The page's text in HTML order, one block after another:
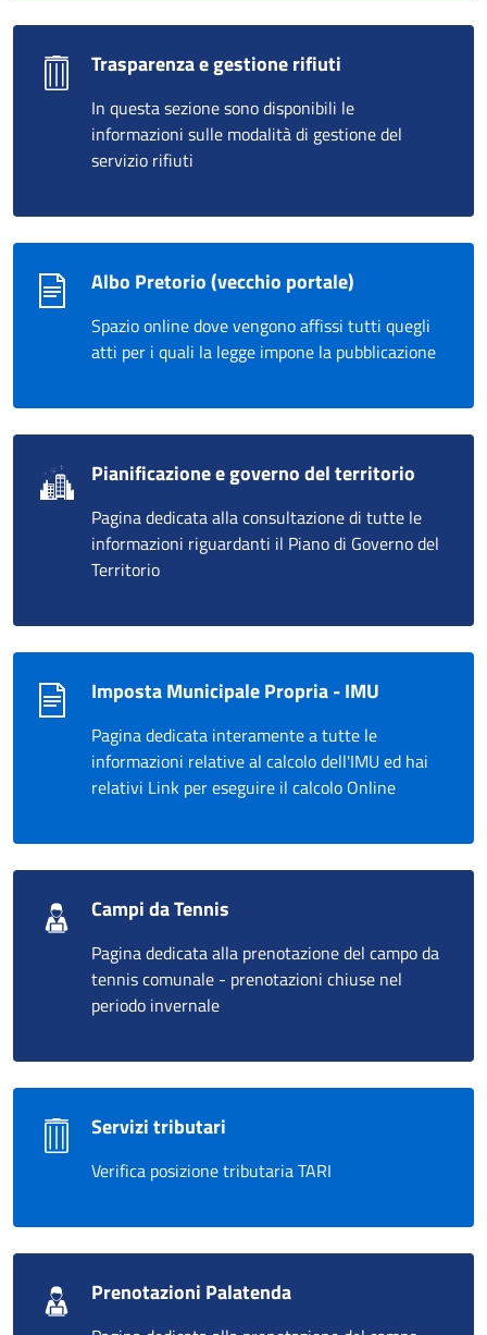
Trasparenza e gestione rifiuti
In questa sezione sono disponibili le
informazioni sulle modalità di gestione del
servizio rifiuti
Albo Pretorio (vecchio portale)
Spazio online dove vengono affissi tutti quegli
atti per i quali la legge impone la pubblicazione
Pianificazione e governo del territorio
Pagina dedicata alla consultazione di tutte le
informazioni riguardanti il Piano di Governo del
Territorio
Imposta Municipale Propria - IMU
Pagina dedicata interamente a tutte le
informazioni relative al calcolo dell'IMU ed hai
relativi Link per eseguire il calcolo Online
Campi da Tennis
Pagina dedicata alla prenotazione del campo da
tennis comunale - prenotazioni chiuse nel
periodo invernale
Servizi tributari
Verifica posizione tributaria TARI
Prenotazioni Palatenda